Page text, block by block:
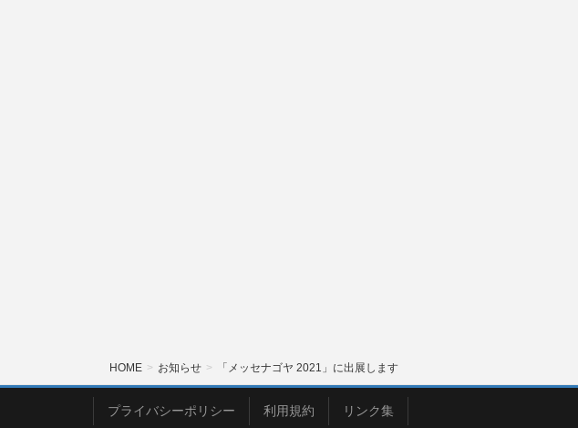
HOME お知らせ 「メッセナゴヤ 2021」に出展します
プライバシーポリシー 利用規約 リンク集